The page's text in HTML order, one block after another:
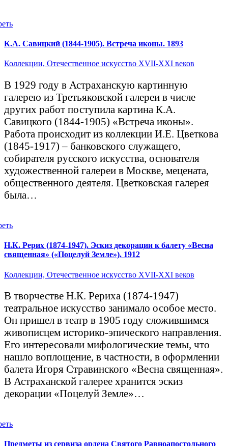
К.А. Савицкий (1844-1905). Встреча иконы. 1893
Коллекции, Отечественное искусство XVII-XXI веков
В 1929 году в Астраханскую картинную
галерею из Третьяковской галереи в числе
других работ поступила картина К.А.
Савицкого (1844-1905) «Встреча иконы».
Работа происходит из коллекции И.Е. Цветкова
(1845-1917) – банковского служащего,
собирателя русского искусства, основателя
художественной галереи в Москве, мецената,
общественного деятеля. Цветковская галерея
была…
Н.К. Рерих (1874-1947). Эскиз декорации к балету «Весна
священная» («Поцелуй Земле»). 1912
Коллекции, Отечественное искусство XVII-XXI веков
В творчестве Н.К. Рериха (1874-1947)
театральное искусство занимало особое место.
Он пришел в театр в 1905 году сложившимся
живописцем историко-эпического направления.
Его интересовали мифологические темы, что
нашло воплощение, в частности, в оформлении
балета Игоря Стравинского «Весна священная».
В Астраханской галерее хранится эскиз
декорации «Поцелуй Земле»…
Предметы из сервиза ордена Святого Равноапостольного